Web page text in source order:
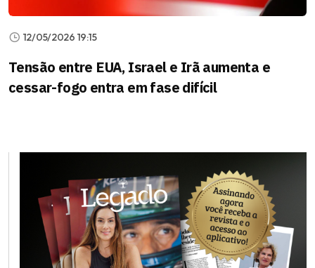
12/05/2026 19:15
Tensão entre EUA, Israel e Irã aumenta e
cessar-fogo entra em fase difícil